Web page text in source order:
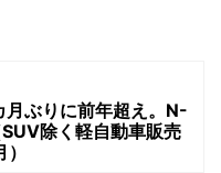
ぶりに前年超え。N-
除く軽自動車販売